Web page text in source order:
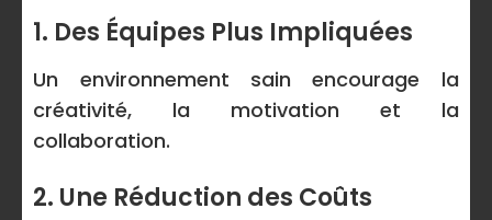
1. Des Équipes Plus Impliquées
Un environnement sain encourage la
créativité, la motivation et la
collaboration.
2. Une Réduction des Coûts